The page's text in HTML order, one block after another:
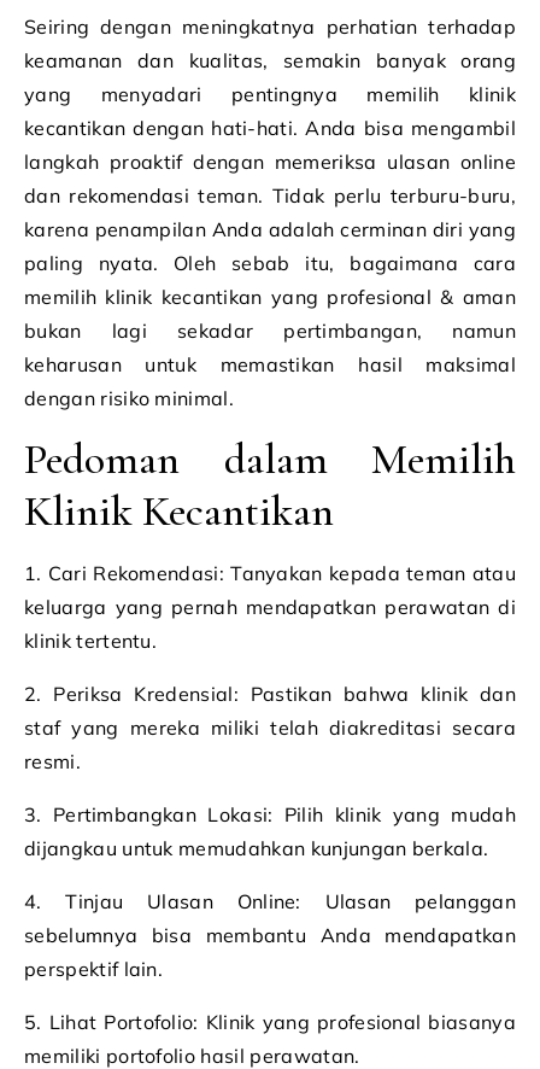
Seiring dengan meningkatnya perhatian terhadap
keamanan dan kualitas, semakin banyak orang
yang menyadari pentingnya memilih klinik
kecantikan dengan hati-hati. Anda bisa mengambil
langkah proaktif dengan memeriksa ulasan online
dan rekomendasi teman. Tidak perlu terburu-buru,
karena penampilan Anda adalah cerminan diri yang
paling nyata. Oleh sebab itu, bagaimana cara
memilih klinik kecantikan yang profesional & aman
bukan lagi sekadar pertimbangan, namun
keharusan untuk memastikan hasil maksimal
dengan risiko minimal.
Pedoman dalam Memilih
Klinik Kecantikan
1. Cari Rekomendasi: Tanyakan kepada teman atau
keluarga yang pernah mendapatkan perawatan di
klinik tertentu.
2. Periksa Kredensial: Pastikan bahwa klinik dan
staf yang mereka miliki telah diakreditasi secara
resmi.
3. Pertimbangkan Lokasi: Pilih klinik yang mudah
dijangkau untuk memudahkan kunjungan berkala.
4. Tinjau Ulasan Online: Ulasan pelanggan
sebelumnya bisa membantu Anda mendapatkan
perspektif lain.
5. Lihat Portofolio: Klinik yang profesional biasanya
memiliki portofolio hasil perawatan.